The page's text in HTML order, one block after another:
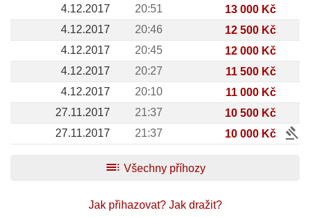
4.12.2017 20:51
13 000 Kč
4.12.2017
20:46
12 500 Kč
4.12.2017
20:45
12 000 Kč
4.12.2017
20:27
11 500 Kč
4.12.2017
20:10
11 000 Kč
27.11.2017
21:37
10 500 Kč
27.11.2017
21:37 10 000 Kč
gavel
toc Všechny příhozy
Jak přihazovat? Jak dražit?